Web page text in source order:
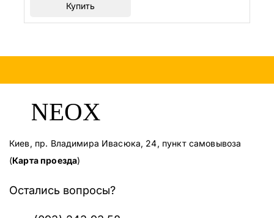
Купить
Киев, пр. Владимира Ивасюка, 24, пункт самовывоза
(Карта проезда)
Остались вопросы?